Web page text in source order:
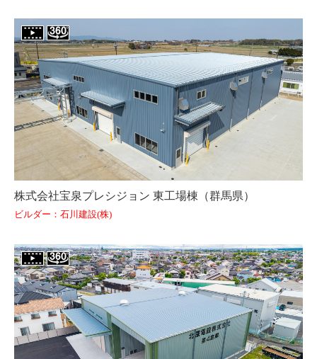
株式会社宝泉プレシジョン 東工場棟（群馬県）
ビルダー：石川建設(株)